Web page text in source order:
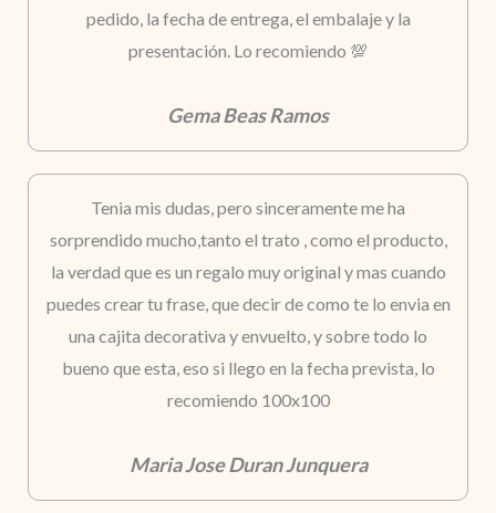
pedido, la fecha de entrega, el embalaje y la
presentación. Lo recomiendo 💯
Gema Beas Ramos
Tenia mis dudas, pero sinceramente me ha
sorprendido mucho,tanto el trato , como el producto,
la verdad que es un regalo muy original y mas cuando
puedes crear tu frase, que decir de como te lo envia en
una cajita decorativa y envuelto, y sobre todo lo
bueno que esta, eso si llego en la fecha prevista, lo
recomiendo 100x100
Maria Jose Duran Junquera